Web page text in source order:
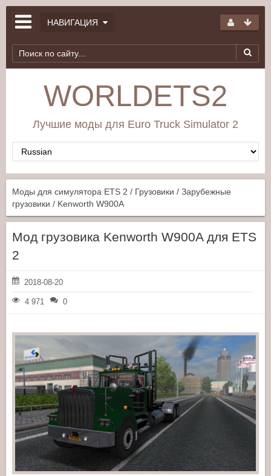
НАВИГАЦИЯ
WORLDETS2
Лучшие моды для Euro Truck Simulator 2
Моды для симулятора ETS 2 / Грузовики / Зарубежные
грузовики / Kenworth W900A
Мод грузовика Kenworth W900A для ETS
2
2018-08-20
4 971 0